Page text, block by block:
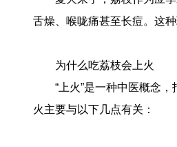
舌燥、喉咙痛甚至长痘。这
为什么吃荔枝会上火
“上火”是一种中医概念
火主要与以下几点有关：